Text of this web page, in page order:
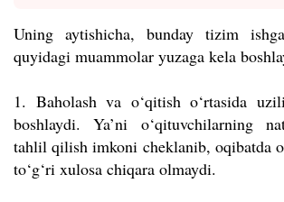
Uning aytishicha, bunday tizim
quyidagi muammolar yuzaga kela
1. Baholash va o‘qitish o‘rtasida
boshlaydi. Ya’ni o‘qituvchilarning
tahlil qilish imkoni cheklanib, oqibatda
to‘g‘ri xulosa chiqara olmaydi.